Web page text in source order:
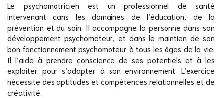
Le psychomotricien est un professionnel de santé
intervenant dans les domaines de l’éducation, de la
prévention et du soin. Il accompagne la personne dans son
développement psychomoteur, et dans le maintien de son
bon fonctionnement psychomoteur à tous les âges de la vie.
Il l’aide à prendre conscience de ses potentiels et à les
exploiter pour s’adapter à son environnement. L’exercice
nécessite des aptitudes et compétences relationnelles et de
créativité.